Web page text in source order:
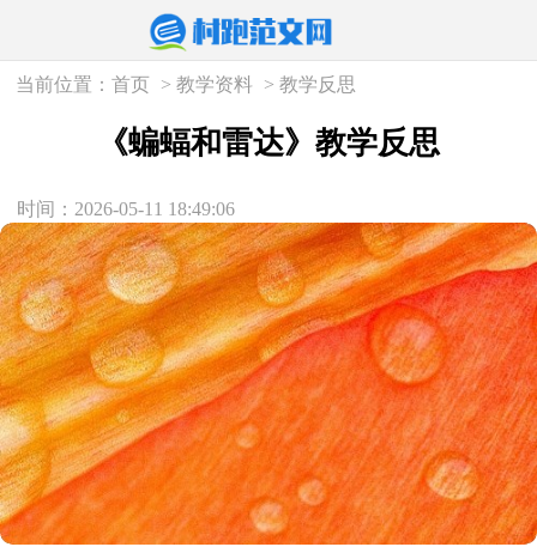
当前位置：首页 >教学资料 >教学反思
《蝙蝠和雷达》教学反思
时间：2026-05-11 18:49:06